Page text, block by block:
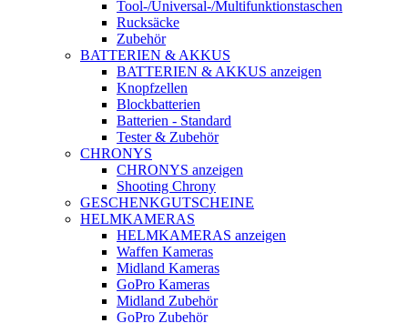
Tool-/Universal-/Multifunktionstaschen
Rucksäcke
Zubehör
BATTERIEN & AKKUS
BATTERIEN & AKKUS anzeigen
Knopfzellen
Blockbatterien
Batterien - Standard
Tester & Zubehör
CHRONYS
CHRONYS anzeigen
Shooting Chrony
GESCHENKGUTSCHEINE
HELMKAMERAS
HELMKAMERAS anzeigen
Waffen Kameras
Midland Kameras
GoPro Kameras
Midland Zubehör
GoPro Zubehör